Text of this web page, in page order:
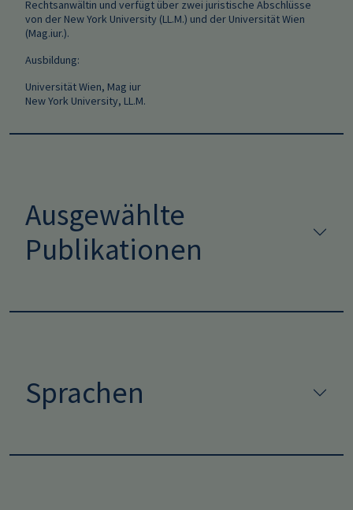
Rechtsanwältin und verfügt über zwei juristische Abschlüsse
von der New York University (LL.M.) und der Universität Wien
(Mag.iur.).
Ausbildung:
Universität Wien, Mag iur
New York University, LL.M.
Ausgewählte
Publikationen
Sprachen